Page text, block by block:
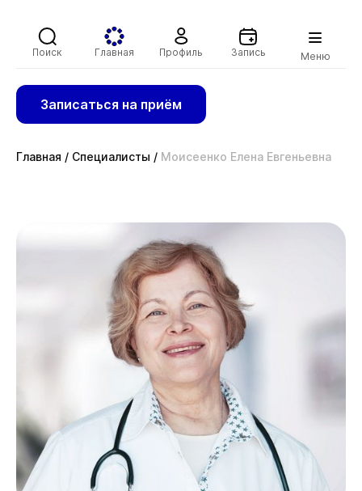
Поиск Главная Профиль Запись Меню
Записаться на приём
Главная / Специалисты / Моисеенко Елена Евгеньевна